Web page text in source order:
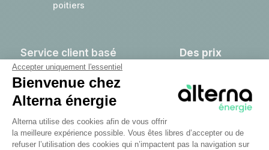
Service client basé
à Poitiers
Des prix
Accepter uniquement l'essentiel
Bienvenue chez
Alterna énergie
Plateforme de Gestion du
Alterna utilise des cookies afin de vous offrir
la meilleure expérience possible. Vous êtes libres d’accepter ou de
refuser l’utilisation des cookies qui n’impactent pas la navigation sur